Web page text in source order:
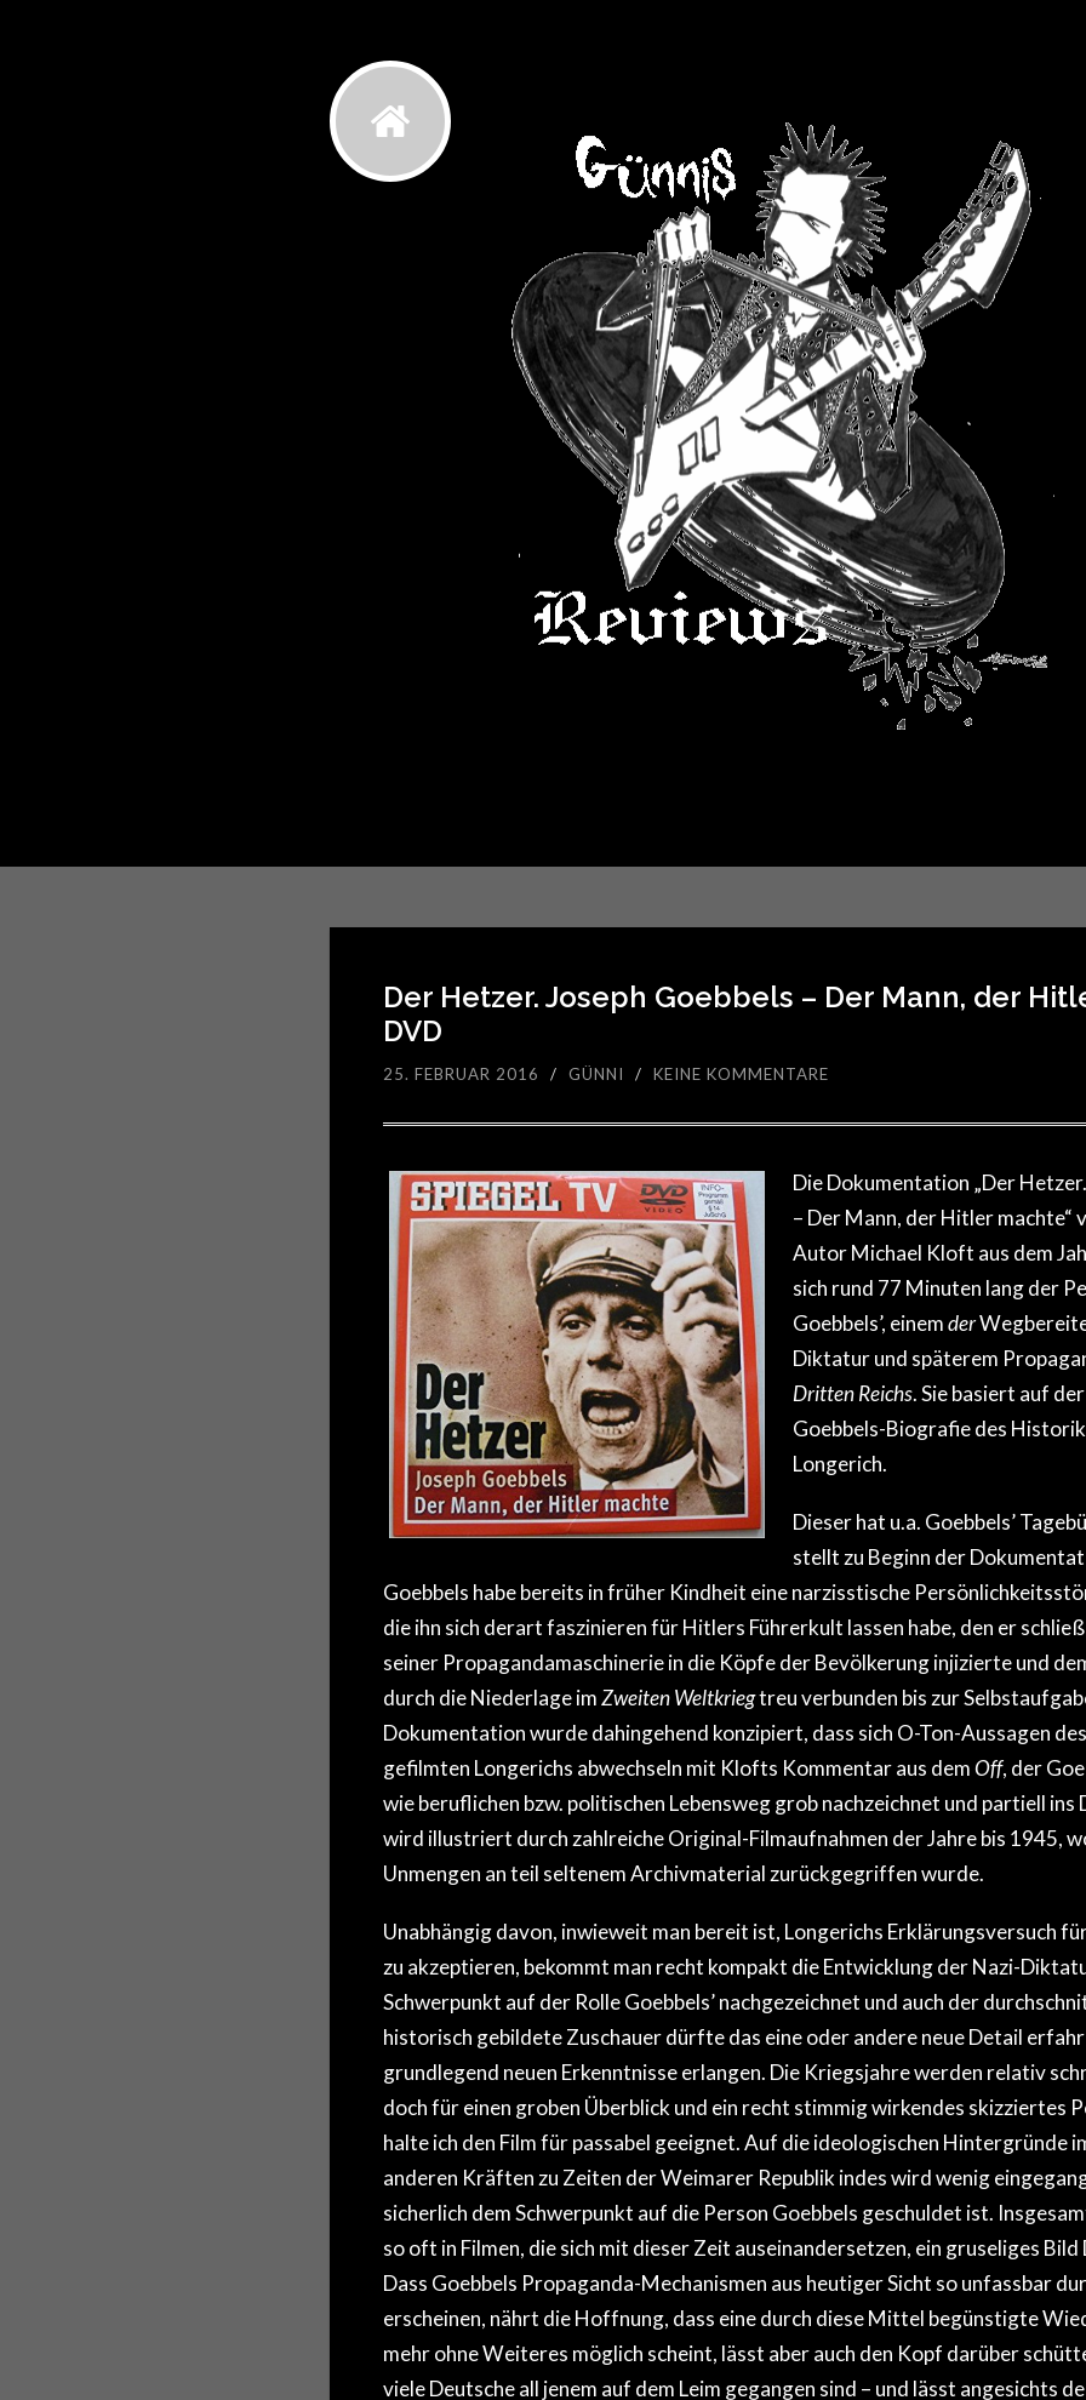
Der Hetzer. Joseph Goebbels – Der Mann, der
DVD
25. FEBRUAR 2016 / GÜNNI / KEINE KOMMENTARE
Die Dokumentation „Der
– Der Mann, der Hitler machte“
Autor Michael Kloft aus dem
sich rund 77 Minuten lang der
Goebbels’, einemder
Diktatur und späterem
Dritten Reichs. Sie basiert auf
Goebbels-Biografie des
Longerich.
Dieser hat u.a. Goebbels’
stellt zu Beginn der
Goebbels habe bereits in früher Kindheit eine narzisstische
die ihn sich derart faszinieren für Hitlers Führerkult lassen habe, den er
seiner Propagandamaschinerie in die Köpfe der Bevölkerung injizierte und
durch die Niederlage im Zweiten Weltkriegtreu verbunden bis zur
Dokumentation wurde dahingehend konzipiert, dass sich O-Ton-Aussagen
gefilmten Longerichs abwechseln mit Klofts Kommentar aus demOff, der
wie beruflichen bzw. politischen Lebensweg grob nachzeichnet und partiell ins
wird illustriert durch zahlreiche Original-Filmaufnahmen der Jahre bis 1945,
Unmengen an teil seltenem Archivmaterial zurückgegriffen wurde.
Unabhängig davon, inwieweit man bereit ist, Longerichs Erklärungsversuch
zu akzeptieren, bekommt man recht kompakt die Entwicklung der Nazi-
Schwerpunkt auf der Rolle Goebbels’ nachgezeichnet und auch der
historisch gebildete Zuschauer dürfte das eine oder andere neue Detail
grundlegend neuen Erkenntnisse erlangen. Die Kriegsjahre werden relativ
doch für einen groben Überblick und ein recht stimmig wirkendes skizziertes
halte ich den Film für passabel geeignet. Auf die ideologischen Hintergründe
anderen Kräften zu Zeiten der Weimarer Republik indes wird wenig
sicherlich dem Schwerpunkt auf die Person Goebbels geschuldet ist.
so oft in Filmen, die sich mit dieser Zeit auseinandersetzen, ein gruseliges Bild
Dass Goebbels Propaganda-Mechanismen aus heutiger Sicht so unfassbar
erscheinen, nährt die Hoffnung, dass eine durch diese Mittel begünstigte
mehr ohne Weiteres möglich scheint, lässt aber auch den Kopf darüber
viele Deutsche all jenem auf dem Leim gegangen sind – und lässt angesichts